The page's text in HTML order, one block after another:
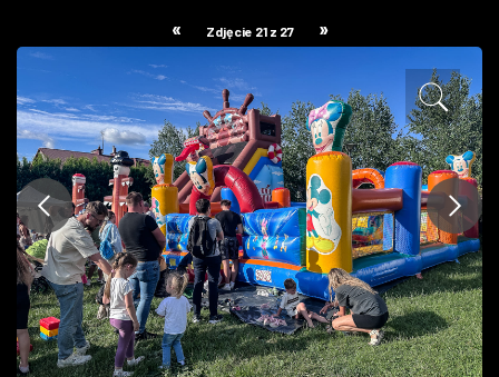
« Zdjęcie 21 z 27 »